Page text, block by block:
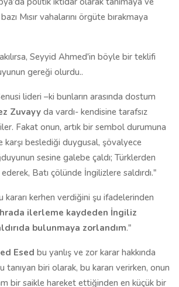
Mısır vahalarını örgüte bırakmaya
Seyyid Ahmed'in böyle bir teklifi
gereği olurdu..
lideri –ki bunların arasında dostum
Zuvayy da vardı- kendisine tarafsız
Fakat onun, artık bir sembol durumuna
karşı beslediği duygusal, şövalyece
sesine galebe çaldı; Türklerden
Batı çölünde İngilizlere saldırdı."
kerhen verdiğini şu ifadelerinden
ilerleme kaydeden İngiliz
bulunmaya zorlandım."
Esed bu yanlış ve zor karar hakkında
tanıyan biri olarak, bu kararı verirken, onun
bir saikle hareket ettiğinden en küçük bir